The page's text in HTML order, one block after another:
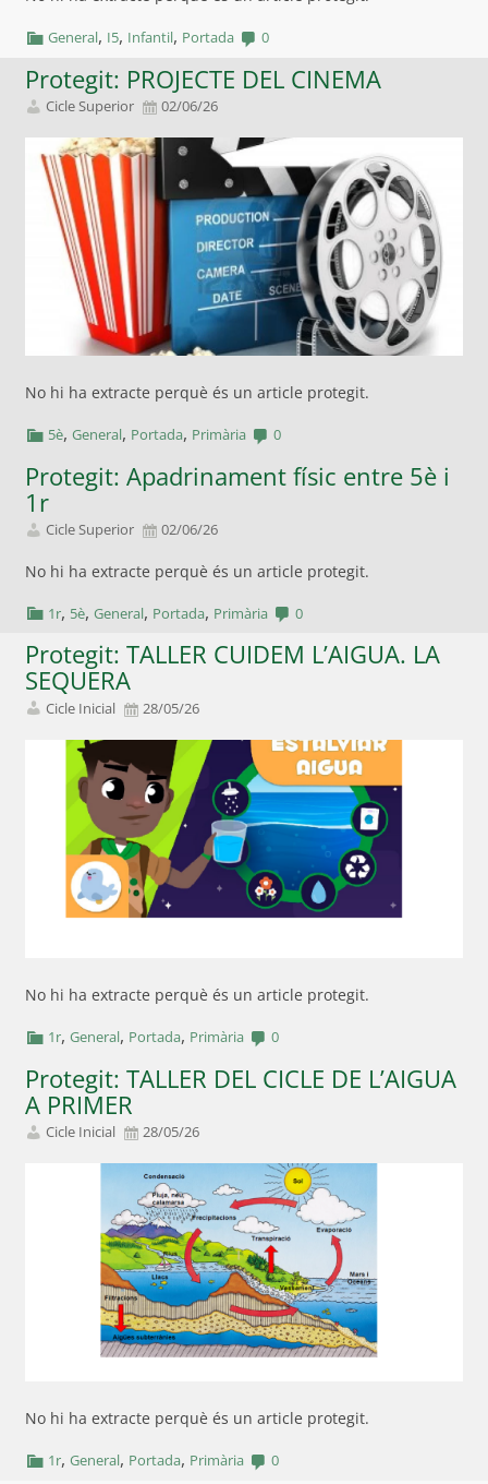
General, I5, Infantil, Portada 0
Protegit: PROJECTE DEL CINEMA
Cicle Superior 02/06/26
No hi ha extracte perquè és un article protegit.
5è,General, Portada, Primària 0
Protegit: Apadrinament físic entre 5è i
1r
Cicle Superior 02/06/26
No hi ha extracte perquè és un article protegit.
1r, 5è,General, Portada, Primària 0
Protegit: TALLER CUIDEM L’AIGUA. LA
SEQUERA
Cicle Inicial 28/05/26
No hi ha extracte perquè és un article protegit.
1r,General, Portada, Primària 0
Protegit: TALLER DEL CICLE DE L’AIGUA
A PRIMER
Cicle Inicial 28/05/26
No hi ha extracte perquè és un article protegit.
1r,General, Portada, Primària 0